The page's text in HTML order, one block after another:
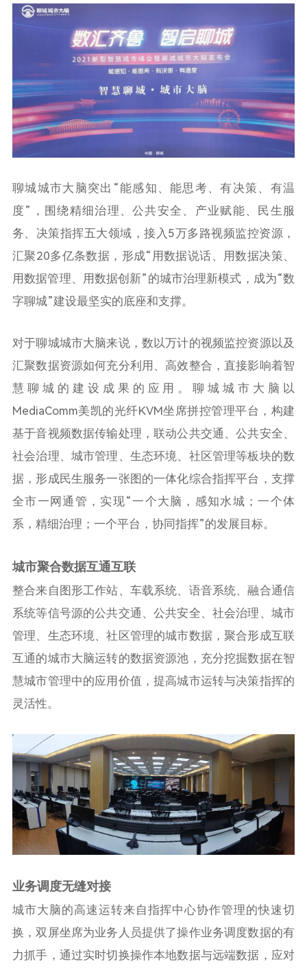
聊城城市大脑突出“能感知、能思考、有决策、有温
度”，围绕精细治理、公共安全、产业赋能、民生服
务、决策指挥五大领域，接入5万多路视频监控资源，
汇聚20多亿条数据，形成“用数据说话、用数据决策、
用数据管理、用数据创新”的城市治理新模式，成为“数
字聊城”建设最坚实的底座和支撑。
对于聊城城市大脑来说，数以万计的视频监控资源以及
汇聚数据资源如何充分利用、高效整合，直接影响着智
慧聊城的建设成果的应用。聊城城市大脑以
MediaComm美凯的光纤KVM坐席拼控管理平台，构建
基于音视频数据传输处理，联动公共交通、公共安全、
社会治理、城市管理、生态环境、社区管理等板块的数
据，形成民生服务一张图的一体化综合指挥平台，支撑
全市一网通管，实现“一个大脑，感知水城；一个体
系，精细治理；一个平台，协同指挥”的发展目标。
城市聚合数据互通互联
整合来自图形工作站、车载系统、语音系统、融合通信
系统等信号源的公共交通、公共安全、社会治理、城市
管理、生态环境、社区管理的城市数据，聚合形成互联
互通的城市大脑运转的数据资源池，充分挖掘数据在智
慧城市管理中的应用价值，提高城市运转与决策指挥的
灵活性。
业务调度无缝对接
城市大脑的高速运转来自指挥中心协作管理的快速切
换，双屏坐席为业务人员提供了操作业务调度数据的有
力抓手，通过实时切换操作本地数据与远端数据，应对